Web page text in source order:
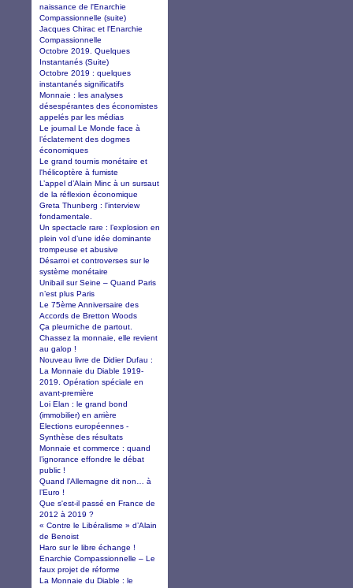
naissance de l'Enarchie
Compassionnelle (suite)
Jacques Chirac et l'Enarchie
Compassionnelle
Octobre 2019. Quelques
Instantanés (Suite)
Octobre 2019 : quelques
instantanés significatifs
Monnaie : les analyses
désespérantes des économistes
appelés par les médias
Le journal Le Monde face à
l’éclatement des dogmes
économiques
Le grand tournis monétaire et
l'hélicoptère à fumiste
L’appel d’Alain Minc à un sursaut
de la réflexion économique
Greta Thunberg : l'interview
fondamentale.
Un spectacle rare : l’explosion en
plein vol d’une idée dominante
trompeuse et abusive
Désarroi et controverses sur le
système monétaire
Unibail sur Seine – Quand Paris
n’est plus Paris
Le 75ème Anniversaire des
Accords de Bretton Woods
Ça pleurniche de partout.
Chassez la monnaie, elle revient
au galop !
Nouveau livre de Didier Dufau :
La Monnaie du Diable 1919-
2019. Opération spéciale en
avant-première
Loi Elan : le grand bond
(immobilier) en arrière
Elections européennes -
Synthèse des résultats
Monnaie et commerce : quand
l’ignorance effondre le débat
public !
Quand l’Allemagne dit non… à
l’Euro !
Que s'est-il passé en France de
2012 à 2019 ?
« Contre le Libéralisme » d’Alain
de Benoist
Haro sur le libre échange !
Enarchie Compassionnelle – Le
faux projet de réforme
La Monnaie du Diable : le